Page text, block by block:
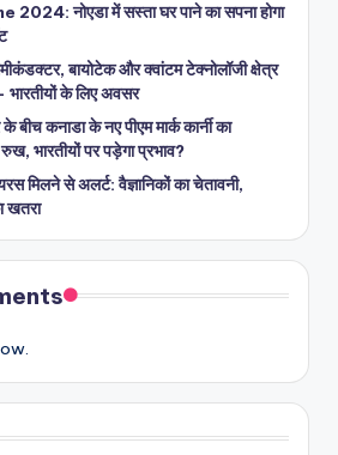
नोएडा में सस्ता घर पाने का सपना होगा
बायोटेक और क्वांटम टेक्नोलॉजी क्षेत्र
भारतीयों के लिए अवसर
बीच कनाडा के नए पीएम मार्क कार्नी का
भारतीयों पर पड़ेगा प्रभाव?
मिलने से अलर्ट: वैज्ञानिकों का चेतावनी,
खतरा